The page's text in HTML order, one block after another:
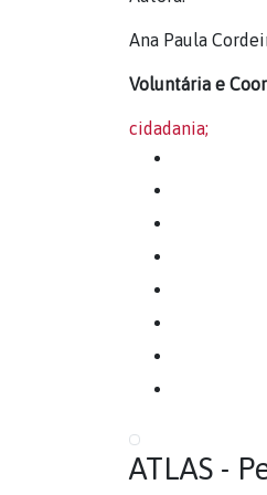
Ana Paula
Voluntária e
cidadania;
ATLAS -